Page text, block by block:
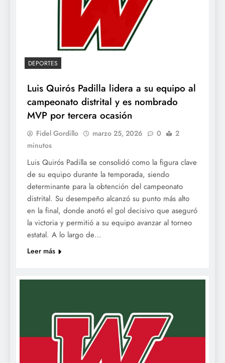
DEPORTES
Luis Quirós Padilla lidera a su equipo al
campeonato distrital y es nombrado
MVP por tercera ocasión
Fidel Gordillo marzo 25, 2026 0
2
minutos
Luis Quirós Padilla se consolidó como la figura clave
de su equipo durante la temporada, siendo
determinante para la obtención del campeonato
distrital. Su desempeño alcanzó su punto más alto
en la final, donde anotó el gol decisivo que aseguró
la victoria y permitió a su equipo avanzar al torneo
estatal. A lo largo de…
Leer más